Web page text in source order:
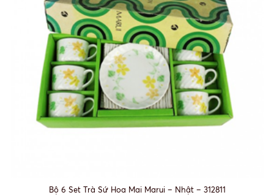
Bộ 6 Set Trà Sứ Hoa Mai Marui – Nhật – 312811